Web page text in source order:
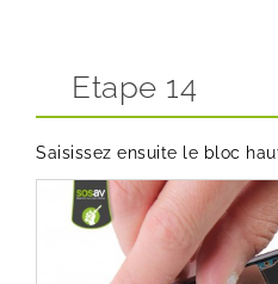
Etape 14
Saisissez ensuite le bloc